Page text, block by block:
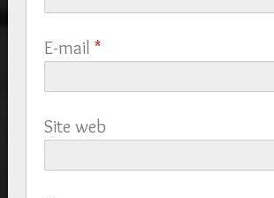
E-mail *
Site web